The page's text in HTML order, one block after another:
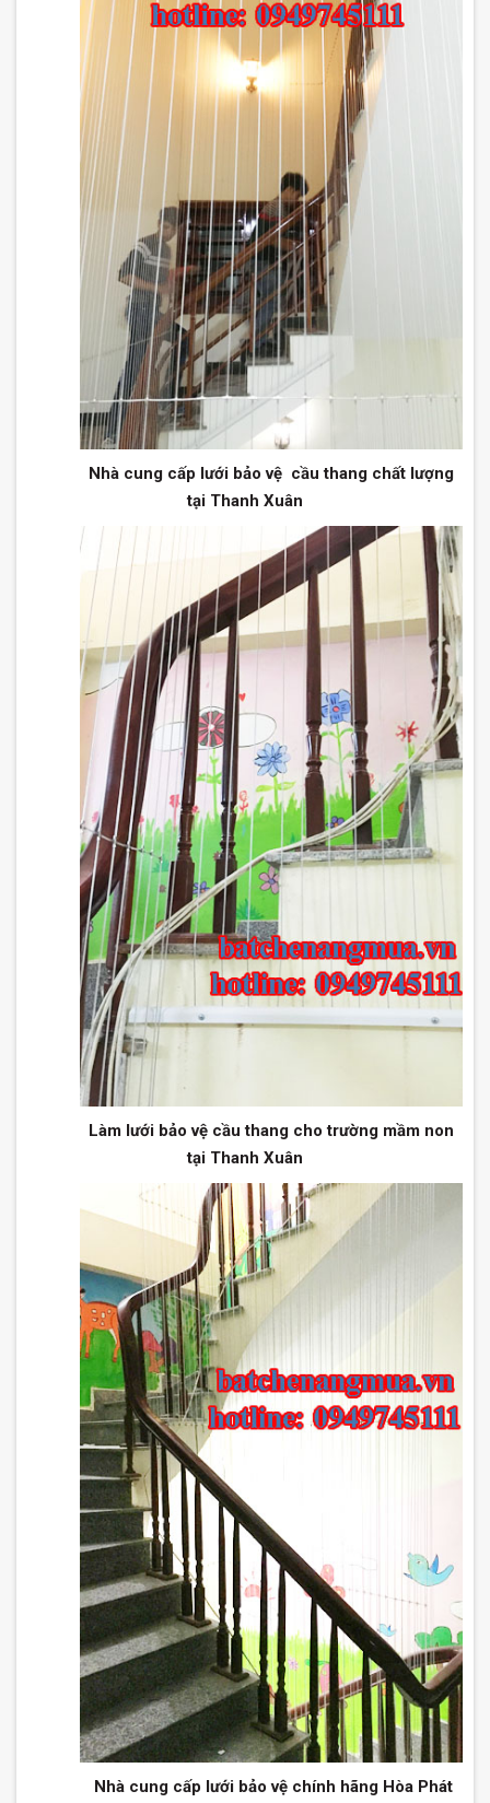
Nhà cung cấp lưới bảo vệ cầu thang chất lượng
tại Thanh Xuân
Làm lưới bảo vệ cầu thang cho trường mầm non
tại Thanh Xuân
Nhà cung cấp lưới bảo vệ chính hãng Hòa Phát